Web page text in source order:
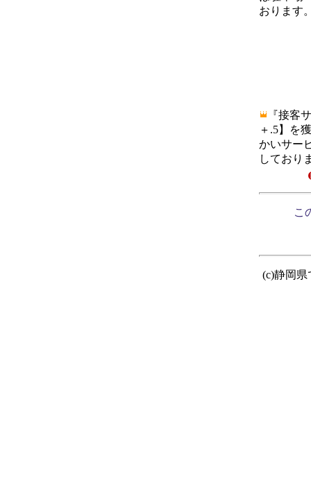
おりま
『接
＋.5】を
かいサー
しており
こ
(c)静岡